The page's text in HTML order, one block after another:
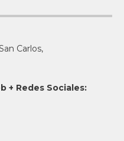
Carlos,
+ Redes Sociales: